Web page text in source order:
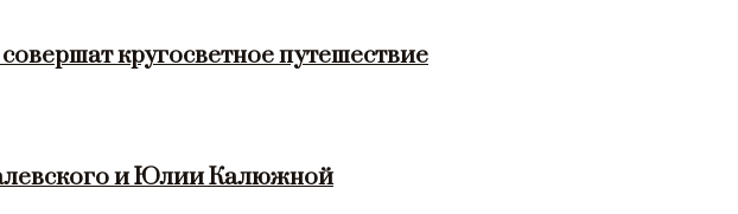
кругосветное путешествие
и Юлии Калюжной